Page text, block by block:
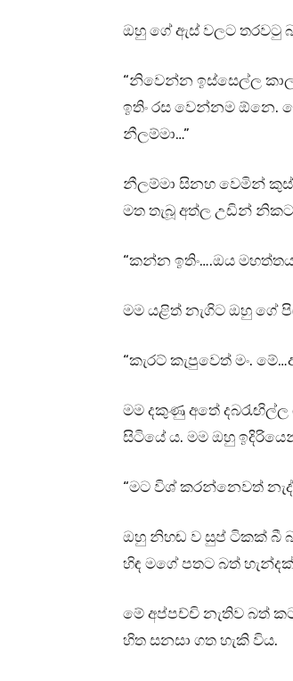
ඔහු ගේ ඇස් වලට තරවටු
“නිවෙන්න ඉස්සෙල්ල කාල
ඉතිං රස වෙන්නම ඕනෙ.
නීලම්මා…”
නීලම්මා සිනහ වෙමින්
මත තැබූ අත්ල උඩින් නිකට
“කන්න ඉතිං….ඔය
මම යළිත් නැගිට ඔහු ගේ
“කැරට් කැපුවෙත් මං.
මම දකුණු අතේ
සිටියේ ය. මම ඔහු
“මට විශ් කරන්නෙවත්
ඔහු නිහඬ ව සුප් ටිකක් බී
හිඳ මගේ පතට බත්
මේ අප්පච්චි නැතිව බත්
හිත සනසා ගත හැකි විය.